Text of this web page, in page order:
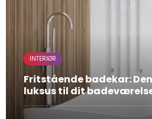
INTERIØR
Fritstående badekar:
luksus til dit